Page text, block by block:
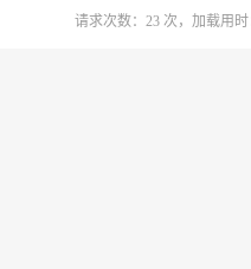
请求次数：23 次，加载用